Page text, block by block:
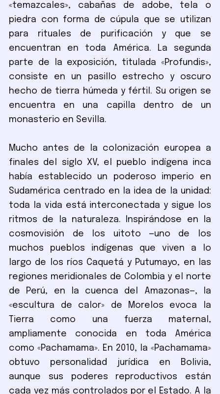
«temazcales», cabañas de adobe, tela o
piedra con forma de cúpula que se utilizan
para rituales de purificación y que se
encuentran en toda América. La segunda
parte de la exposición, titulada «Profundis»,
consiste en un pasillo estrecho y oscuro
hecho de tierra húmeda y fértil. Su origen se
encuentra en una capilla dentro de un
monasterio en Sevilla.
Mucho antes de la colonización europea a
finales del siglo XV, el pueblo indígena inca
había establecido un poderoso imperio en
Sudamérica centrado en la idea de la unidad:
toda la vida está interconectada y sigue los
ritmos de la naturaleza. Inspirándose en la
cosmovisión de los uitoto —uno de los
muchos pueblos indígenas que viven a lo
largo de los ríos Caquetá y Putumayo, en las
regiones meridionales de Colombia y el norte
de Perú, en la cuenca del Amazonas—, la
«escultura de calor» de Morelos evoca la
Tierra como una fuerza maternal,
ampliamente conocida en toda América
como «Pachamama». En 2010, la «Pachamama»
obtuvo personalidad jurídica en Bolivia,
aunque sus poderes reproductivos están
cada vez más controlados por el Estado. A la